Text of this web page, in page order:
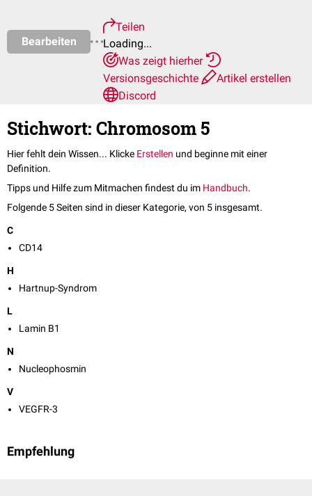
Bearbeiten
Teilen
Loading...
Was zeigt hierher
Versionsgeschichte
Artikel erstellen
Discord
Stichwort: Chromosom 5
Hier fehlt dein Wissen... Klicke Erstellen und beginne mit einer
Definition.
Tipps und Hilfe zum Mitmachen findest du im Handbuch.
Folgende 5 Seiten sind in dieser Kategorie, von 5 insgesamt.
C
CD14
H
Hartnup-Syndrom
L
Lamin B1
N
Nucleophosmin
V
VEGFR-3
Empfehlung